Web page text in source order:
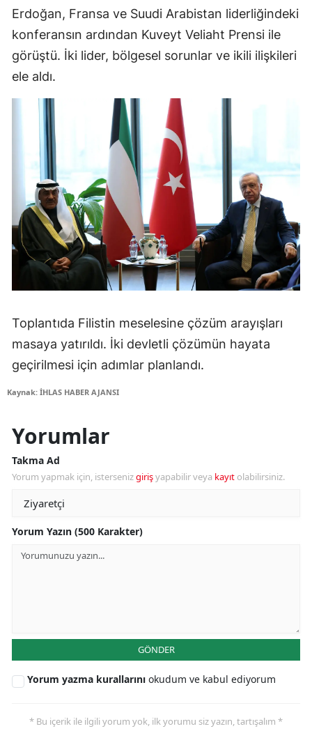
Erdoğan, Fransa ve Suudi Arabistan liderliğindeki
konferansın ardından Kuveyt Veliaht Prensi ile
görüştü. İki lider, bölgesel sorunlar ve ikili ilişkileri
ele aldı.
Toplantıda Filistin meselesine çözüm arayışları
masaya yatırıldı. İki devletli çözümün hayata
geçirilmesi için adımlar planlandı.
Kaynak: İHLAS HABER AJANSI
Yorumlar
Takma Ad
Yorum yapmak için, istersenizgirişyapabilir veya kayıt olabilirsiniz.
Yorum Yazın (500 Karakter)
GÖNDER
Yorum yazma kurallarını okudum ve kabul ediyorum
* Bu içerik ile ilgili yorum yok, ilk yorumu siz yazın, tartışalım *